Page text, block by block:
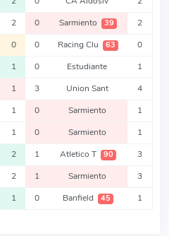
2 0 Sarmiento 39 2
0 0 Racing Clu 63 0
1 0 Estudiante 1
1 3 Union Sant 4
1 0 Sarmiento 1
1 0 Sarmiento 1
2 1 Atletico T 90 3
2 1 Sarmiento 3
1 0 Banfield 45 1